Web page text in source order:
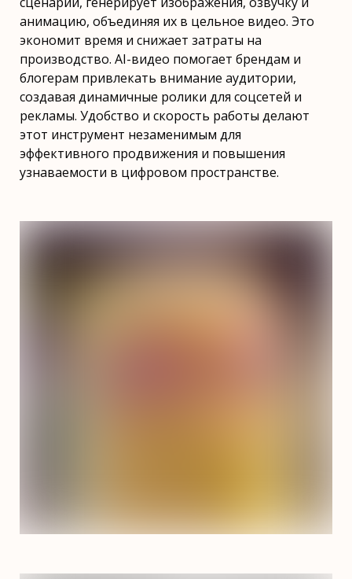
анимацию, объединяя их в цельное видео. Это
экономит время и снижает затраты на
производство. AI-видео помогает брендам и
блогерам привлекать внимание аудитории,
создавая динамичные ролики для соцсетей и
рекламы. Удобство и скорость работы делают
этот инструмент незаменимым для
эффективного продвижения и повышения
узнаваемости в цифровом пространстве.